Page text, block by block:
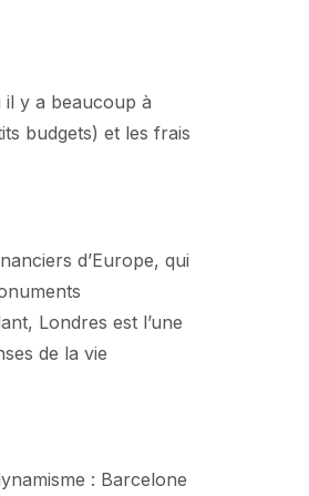
il y a beaucoup à
budgets) et les frais
d’Europe, qui
Londres est l’une
de la vie
: Barcelone